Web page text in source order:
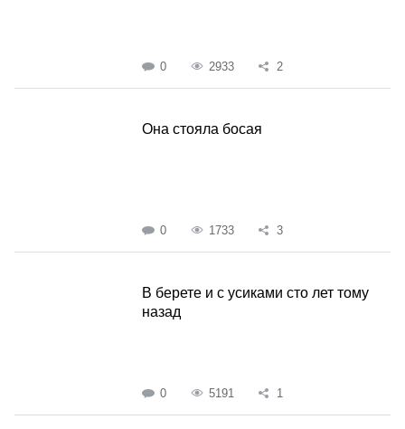
0 2933 2
Она стояла босая
0 1733 3
В берете и с усиками сто лет тому
назад
0 5191 1